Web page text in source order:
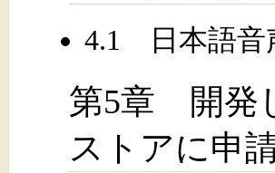
4.1 日本語音
第5章 開発
ストアに申